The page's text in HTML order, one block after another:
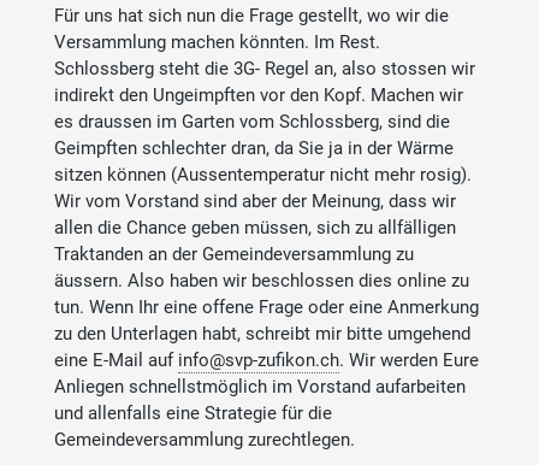
Für uns hat sich nun die Frage gestellt, wo wir die
Versammlung machen könnten. Im Rest.
Schlossberg steht die 3G- Regel an, also stossen wir
indirekt den Ungeimpften vor den Kopf. Machen wir
es draussen im Garten vom Schlossberg, sind die
Geimpften schlechter dran, da Sie ja in der Wärme
sitzen können (Aussentemperatur nicht mehr rosig).
Wir vom Vorstand sind aber der Meinung, dass wir
allen die Chance geben müssen, sich zu allfälligen
Traktanden an der Gemeindeversammlung zu
äussern. Also haben wir beschlossen dies online zu
tun. Wenn Ihr eine offene Frage oder eine Anmerkung
zu den Unterlagen habt, schreibt mir bitte umgehend
eine E-Mail auf info@svp-zufikon.ch. Wir werden Eure
Anliegen schnellstmöglich im Vorstand aufarbeiten
und allenfalls eine Strategie für die
Gemeindeversammlung zurechtlegen.